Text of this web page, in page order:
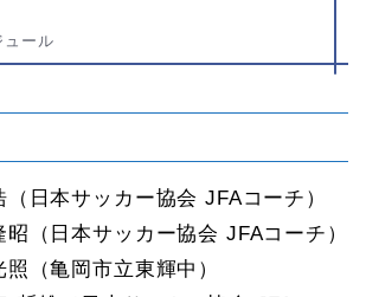
ュール
日本サッカー協会 JFAコーチ）
（日本サッカー協会 JFAコーチ）
（亀岡市立東輝中）